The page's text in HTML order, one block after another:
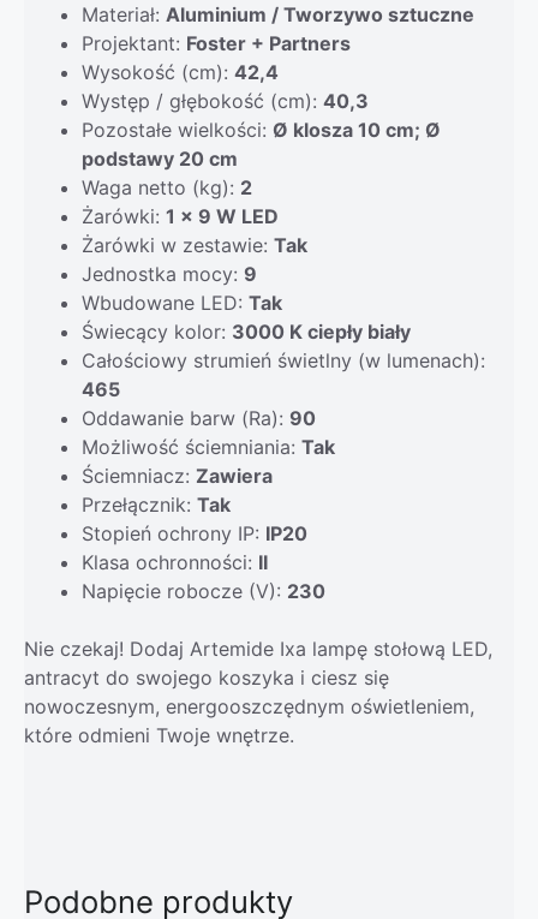
Materiał: Aluminium / Tworzywo sztuczne
Projektant: Foster + Partners
Wysokość (cm): 42,4
Występ / głębokość (cm): 40,3
Pozostałe wielkości: Ø klosza 10 cm; Ø
podstawy 20 cm
Waga netto (kg): 2
Żarówki: 1 x 9 W LED
Żarówki w zestawie: Tak
Jednostka mocy: 9
Wbudowane LED: Tak
Świecący kolor: 3000 K ciepły biały
Całościowy strumień świetlny (w lumenach):
465
Oddawanie barw (Ra): 90
Możliwość ściemniania: Tak
Ściemniacz: Zawiera
Przełącznik: Tak
Stopień ochrony IP: IP20
Klasa ochronności: II
Napięcie robocze (V): 230
Nie czekaj! Dodaj Artemide Ixa lampę stołową LED,
antracyt do swojego koszyka i ciesz się
nowoczesnym, energooszczędnym oświetleniem,
które odmieni Twoje wnętrze.
Podobne produkty